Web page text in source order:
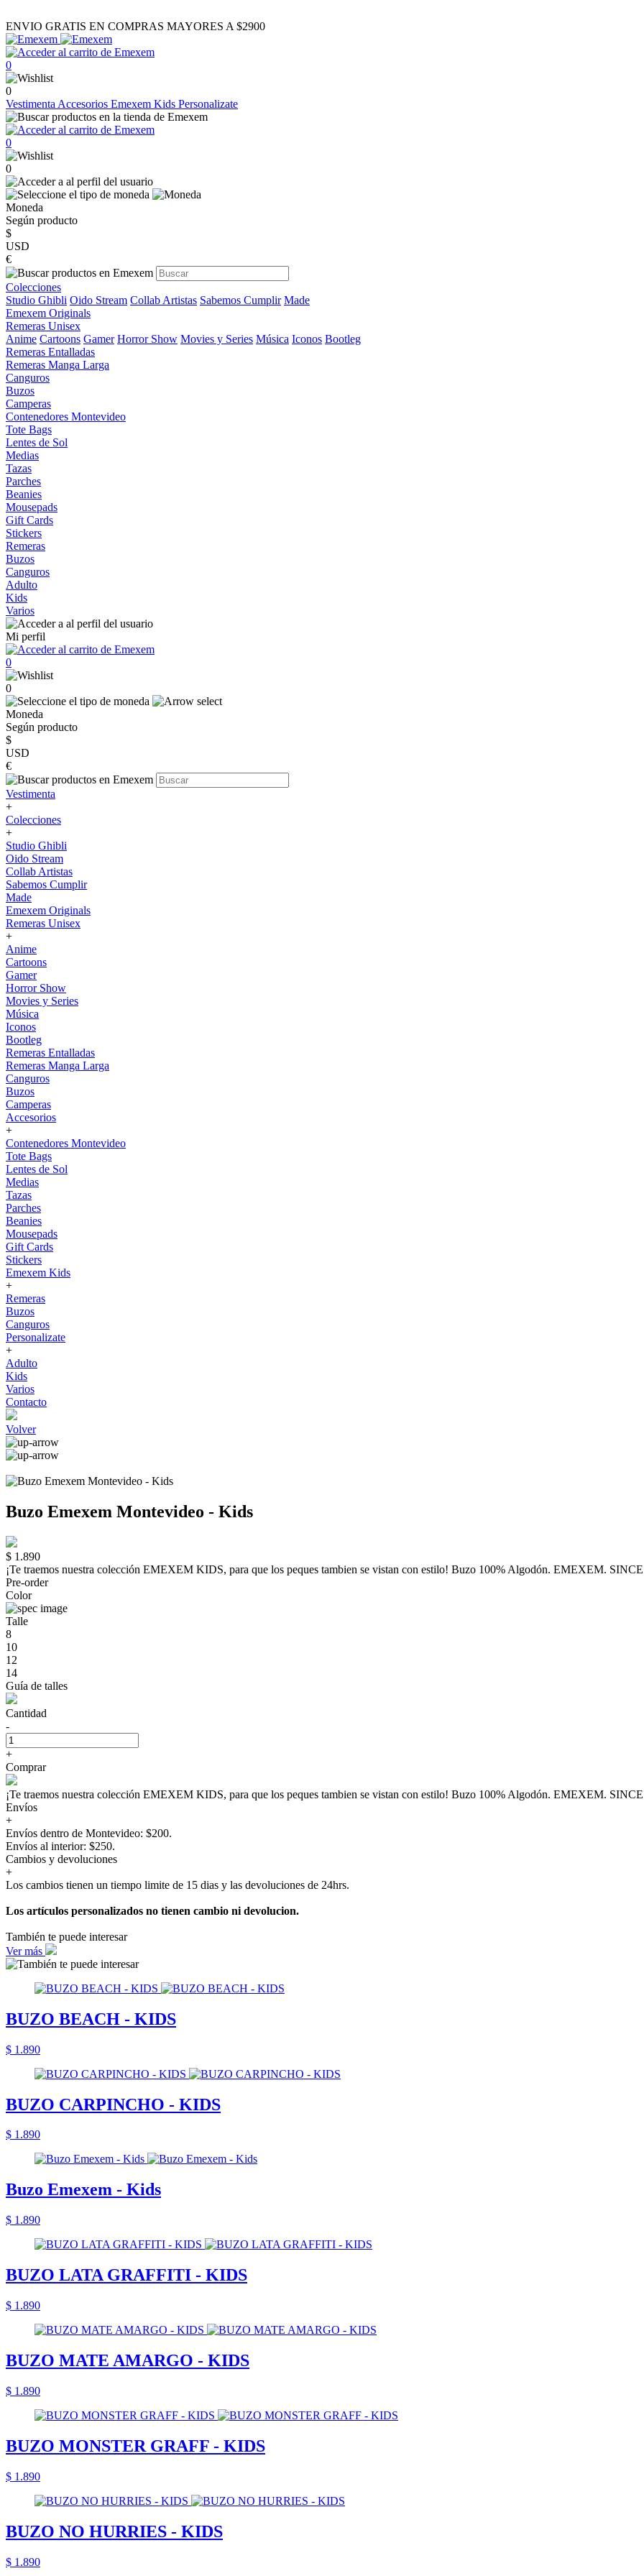
ENVIO GRATIS EN COMPRAS MAYORES A $2900
0
0
Vestimenta Accesorios Emexem Kids Personalizate
0
0
Moneda
Según producto
$
USD
€
Colecciones
Studio Ghibli Oido Stream Collab Artistas Sabemos Cumplir Made
Emexem Originals
Remeras Unisex
Anime Cartoons Gamer Horror Show Movies y Series Música Iconos Bootleg
Remeras Entalladas
Remeras Manga Larga
Canguros
Buzos
Camperas
Contenedores Montevideo
Tote Bags
Lentes de Sol
Medias
Tazas
Parches
Beanies
Mousepads
Gift Cards
Stickers
Remeras
Buzos
Canguros
Adulto
Kids
Varios
Mi perfil
0
0
Moneda
Según producto
$
USD
€
Vestimenta
+
Colecciones
+
Studio Ghibli
Oido Stream
Collab Artistas
Sabemos Cumplir
Made
Emexem Originals
Remeras Unisex
+
Anime
Cartoons
Gamer
Horror Show
Movies y Series
Música
Iconos
Bootleg
Remeras Entalladas
Remeras Manga Larga
Canguros
Buzos
Camperas
Accesorios
+
Contenedores Montevideo
Tote Bags
Lentes de Sol
Medias
Tazas
Parches
Beanies
Mousepads
Gift Cards
Stickers
Emexem Kids
+
Remeras
Buzos
Canguros
Personalizate
+
Adulto
Kids
Varios
Contacto
Volver
Buzo Emexem Montevideo - Kids
$ 1.890
¡Te traemos nuestra colección EMEXEM KIDS, para que los peques tambien se vistan con estilo! Buzo 100% Algodón. EMEXEM.
Pre-order
Color
Talle
8
10
12
14
Guía de talles
Cantidad
-
+
Comprar
¡Te traemos nuestra colección EMEXEM KIDS, para que los peques tambien se vistan con estilo! Buzo 100% Algodón. EMEXEM.
Envíos
+
Envíos dentro de Montevideo: $200.
Envíos al interior: $250.
Cambios y devoluciones
+
Los cambios tienen un tiempo limite de 15 dias y las devoluciones de 24hrs.
Los artículos personalizados no tienen cambio ni devolucion.
También te puede interesar
Ver más
BUZO BEACH - KIDS
$ 1.890
BUZO CARPINCHO - KIDS
$ 1.890
Buzo Emexem - Kids
$ 1.890
BUZO LATA GRAFFITI - KIDS
$ 1.890
BUZO MATE AMARGO - KIDS
$ 1.890
BUZO MONSTER GRAFF - KIDS
$ 1.890
BUZO NO HURRIES - KIDS
$ 1.890